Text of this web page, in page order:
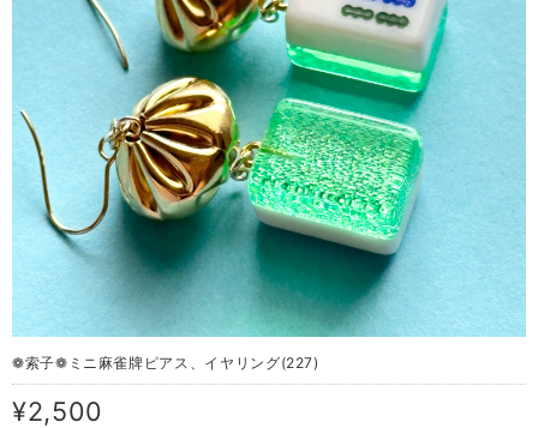
❁索子❁ミニ 麻雀牌ピアス、イヤリング(227)
¥2,500